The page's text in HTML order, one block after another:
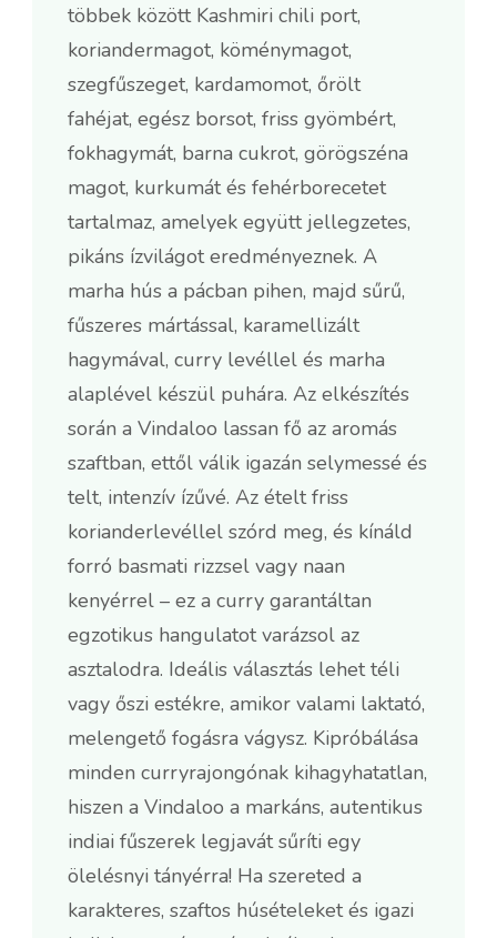
többek között Kashmiri chili port,
koriandermagot, köménymagot,
szegfűszeget, kardamomot, őrölt
fahéjat, egész borsot, friss gyömbért,
fokhagymát, barna cukrot, görögszéna
magot, kurkumát és fehérborecetet
tartalmaz, amelyek együtt jellegzetes,
pikáns ízvilágot eredményeznek. A
marha hús a pácban pihen, majd sűrű,
fűszeres mártással, karamellizált
hagymával, curry levéllel és marha
alaplével készül puhára. Az elkészítés
során a Vindaloo lassan fő az aromás
szaftban, ettől válik igazán selymessé és
telt, intenzív ízűvé. Az ételt friss
korianderlevéllel szórd meg, és kínáld
forró basmati rizzsel vagy naan
kenyérrel – ez a curry garantáltan
egzotikus hangulatot varázsol az
asztalodra. Ideális választás lehet téli
vagy őszi estékre, amikor valami laktató,
melengető fogásra vágysz. Kipróbálása
minden curryrajongónak kihagyhatatlan,
hiszen a Vindaloo a markáns, autentikus
indiai fűszerek legjavát sűríti egy
ölelésnyi tányérra! Ha szereted a
karakteres, szaftos húsételeket és igazi